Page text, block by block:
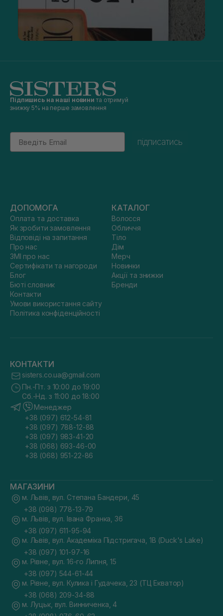
Підпишись на наші новини та отримуй
знижку 5% на перше замовлення
Email
підписатись
ДОПОМОГА
Оплата та доставка
Як зробити замовлення
Відповіді на запитання
Про нас
ЗМІ про нас
Сертифікати та нагороди
Блог
Бюті словник
Контакти
Умови використання сайту
Політика конфіденційності
КАТАЛОГ
Волосся
Обличчя
Тіло
Дім
Мерч
Новинки
Акції та знижки
Бренди
КОНТАКТИ
sisters.co.ua@gmail.com
Пн.-Пт. з 10:00 до 19:00
Сб.-Нд. з 11:00 до 18:00
Менеджер
+38 (097) 612-54-81
+38 (097) 788-12-88
+38 (097) 983-41-20
+38 (068) 693-46-00
+38 (068) 951-22-86
МАГАЗИНИ
м. Львів, вул. Степана Бандери, 45
+38 (098) 778-13-79
м. Львів, вул. Івана Франка, 36
+38 (097) 611-95-94
м. Львів, вул. Академіка Підстригача, 1В (Duck's Lake)
+38 (097) 101-97-16
м. Рівне, вул. 16-го Липня, 15
+38 (097) 544-61-44
м. Рівне, вул. Кулика і Гудачека, 23 (ТЦ Екватор)
+38 (068) 209-34-88
м. Луцьк, вул. Винниченка, 4